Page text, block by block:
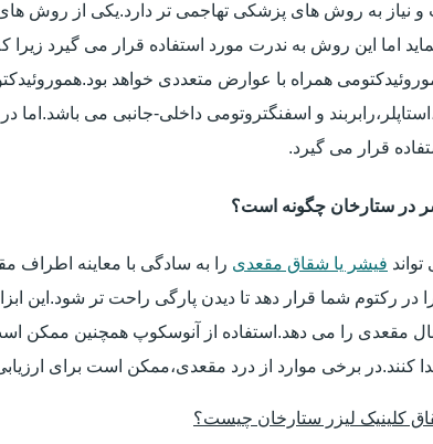
نیاز به روش های پزشکی تهاجمی تر دارد.یکی از روش
نماید اما این روش به ندرت مورد استفاده قرار می گیرد
همراه با عوارض متعددی خواهد
و اسفنگتروتومی داخلی-جانبی می باشد.اما
قرار می گیرد.
در ستارخان چگونه است؟
فیشر یا شقاق مقعدی را به سادگی با معاینه اطراف
رکتوم شما قرار دهد تا دیدن پارگی راحت تر شود.این
مقعدی را می دهد.استفاده از آنوسکوپ همچنین ممکن
کنند.در برخی موارد از درد مقعدی،ممکن است برای
کلینیک لیزر ستارخان چیست؟